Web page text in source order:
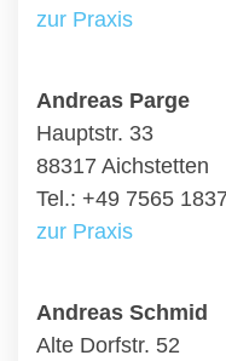
zur Praxis
Andreas Parge
Hauptstr. 33
88317 Aichstetten
Tel.: +49 7565 1837
zur Praxis
Andreas Schmid
Alte Dorfstr. 52